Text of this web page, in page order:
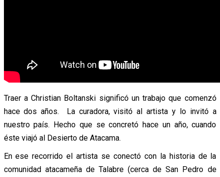
Traer a Christian Boltanski significó un trabajo que comenzó
hace dos años. La curadora, visitó al artista y lo invitó a
nuestro país. Hecho que se concretó hace un año, cuando
éste viajó al Desierto de Atacama.
En ese recorrido el artista se conectó con la historia de la
comunidad atacameña de Talabre (cerca de San Pedro de